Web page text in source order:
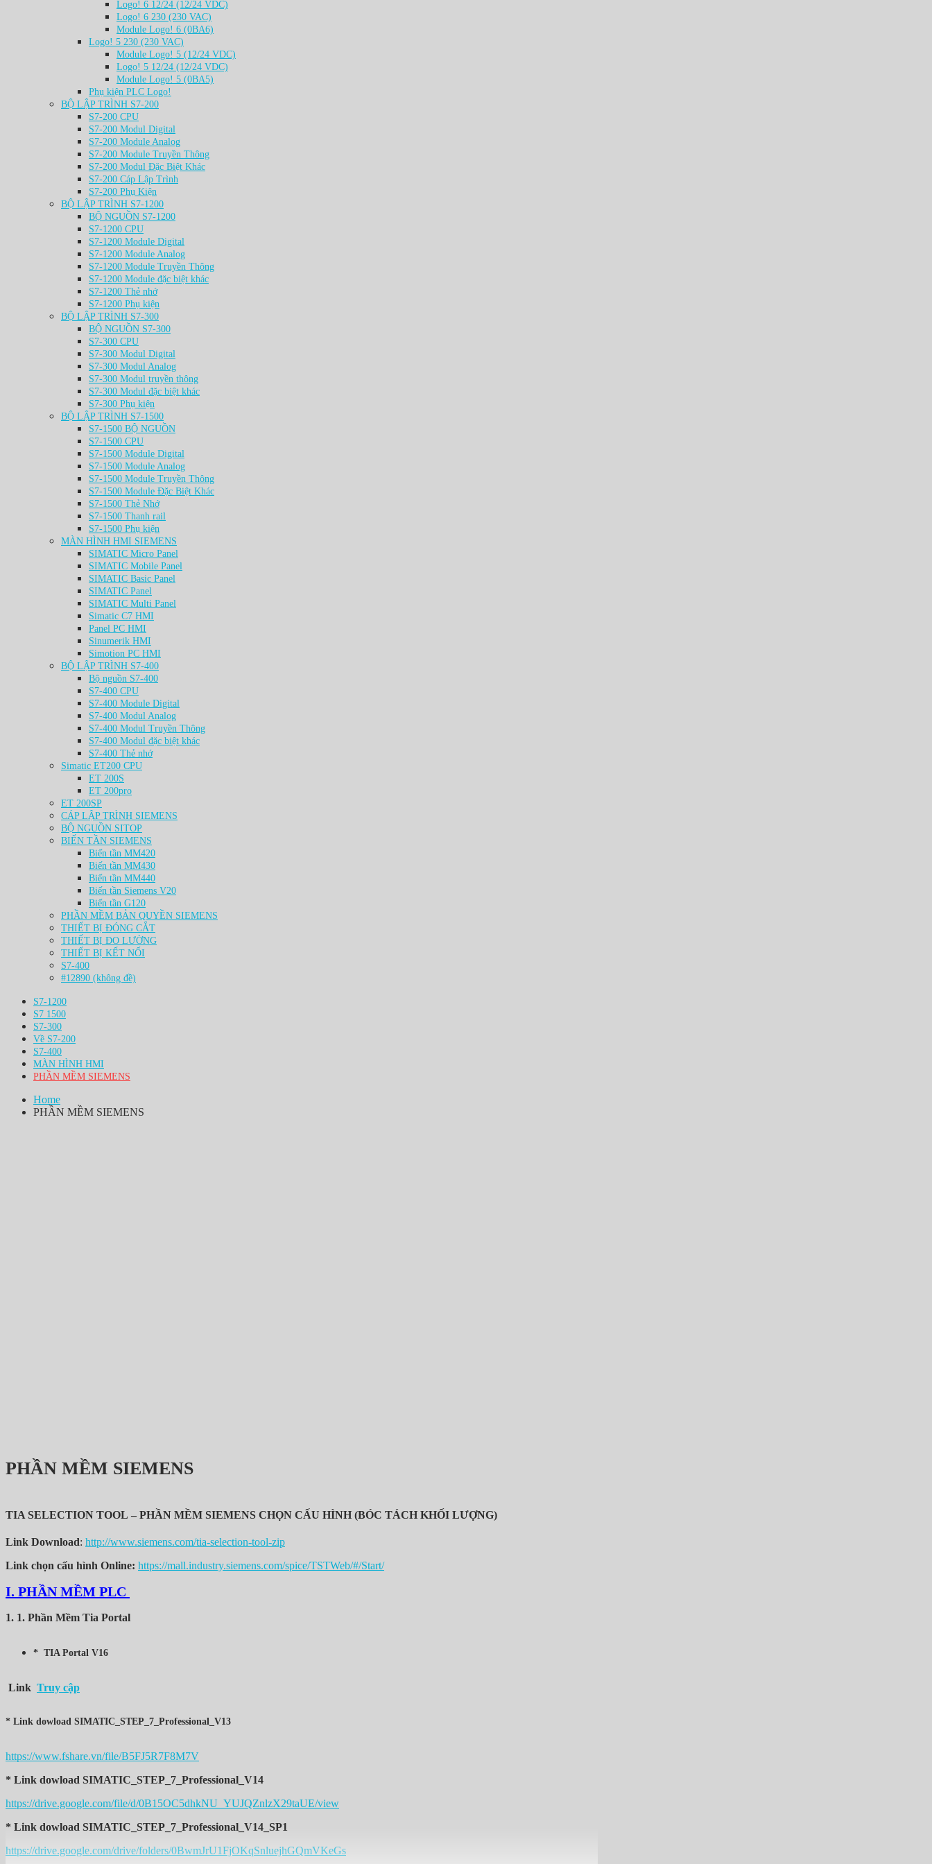
Logo! 6 12/24 (12/24 VDC)
Logo! 6 230 (230 VAC)
Module Logo! 6 (0BA6)
Logo! 5 230 (230 VAC)
Module Logo! 5 (12/24 VDC)
Logo! 5 12/24 (12/24 VDC)
Module Logo! 5 (0BA5)
Phụ kiện PLC Logo!
BỘ LẬP TRÌNH S7-200
S7-200 CPU
S7-200 Modul Digital
S7-200 Module Analog
S7-200 Module Truyền Thông
S7-200 Modul Đặc Biệt Khác
S7-200 Cáp Lập Trình
S7-200 Phụ Kiện
BỘ LẬP TRÌNH S7-1200
BỘ NGUỒN S7-1200
S7-1200 CPU
S7-1200 Module Digital
S7-1200 Module Analog
S7-1200 Module Truyền Thông
S7-1200 Module đặc biệt khác
S7-1200 Thẻ nhớ
S7-1200 Phụ kiện
BỘ LẬP TRÌNH S7-300
BỘ NGUỒN S7-300
S7-300 CPU
S7-300 Modul Digital
S7-300 Modul Analog
S7-300 Modul truyền thông
S7-300 Modul đặc biệt khác
S7-300 Phụ kiện
BỘ LẬP TRÌNH S7-1500
S7-1500 BỘ NGUỒN
S7-1500 CPU
S7-1500 Module Digital
S7-1500 Module Analog
S7-1500 Module Truyền Thông
S7-1500 Module Đặc Biệt Khác
S7-1500 Thẻ Nhớ
S7-1500 Thanh rail
S7-1500 Phụ kiện
MÀN HÌNH HMI SIEMENS
SIMATIC Micro Panel
SIMATIC Mobile Panel
SIMATIC Basic Panel
SIMATIC Panel
SIMATIC Multi Panel
Simatic C7 HMI
Panel PC HMI
Sinumerik HMI
Simotion PC HMI
BỘ LẬP TRÌNH S7-400
Bộ nguồn S7-400
S7-400 CPU
S7-400 Module Digital
S7-400 Modul Analog
S7-400 Modul Truyền Thông
S7-400 Modul đặc biệt khác
S7-400 Thẻ nhớ
Simatic ET200 CPU
ET 200S
ET 200pro
ET 200SP
CÁP LẬP TRÌNH SIEMENS
BỘ NGUỒN SITOP
BIẾN TẦN SIEMENS
Biến tần MM420
Biến tần MM430
Biến tần MM440
Biến tần Siemens V20
Biến tần G120
PHẦN MỀM BẢN QUYỀN SIEMENS
THIẾT BỊ ĐÓNG CẮT
THIẾT BỊ ĐO LƯỜNG
THIẾT BỊ KẾT NỐI
S7-400
#12890 (không đề)
S7-1200
S7 1500
S7-300
Về S7-200
S7-400
MÀN HÌNH HMI
PHẦN MỀM SIEMENS
Home
PHẦN MỀM SIEMENS
PHẦN MỀM SIEMENS
TIA SELECTION TOOL – PHẦN MỀM SIEMENS CHỌN CẤU HÌNH (BÓC TÁCH KHỐI LƯỢNG)
Link Download: http://www.siemens.com/tia-selection-tool-zip
Link chọn cấu hình Online: https://mall.industry.siemens.com/spice/TSTWeb/#/Start/
I. PHẦN MỀM PLC
1. 1. Phần Mềm Tia Portal
* TIA Portal V16
Link Truy cập
* Link dowload SIMATIC_STEP_7_Professional_V13
https://www.fshare.vn/file/B5FJ5R7F8M7V
* Link dowload SIMATIC_STEP_7_Professional_V14
https://drive.google.com/file/d/0B15OC5dhkNU_YUJQZnlzX29taUE/view
* Link dowload SIMATIC_STEP_7_Professional_V14_SP1
https://drive.google.com/drive/folders/0BwmJrU1FjOKqSnluejhGQmVKeGs